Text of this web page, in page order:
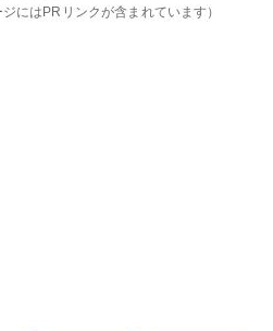
ジにはPRリンクが含まれています）